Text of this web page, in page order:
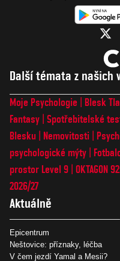
Další témata z našich
Moje Psychologie Blesk
Fantasy Spotřebitelské
Blesku
Nemovitosti
psychologické mýty
prostor Level 9 OKTAGON
2026/27
Aktuálně
Epicentrum
Neštovice: příznaky, léčba
V čem jezdí Yamal a Mesii?